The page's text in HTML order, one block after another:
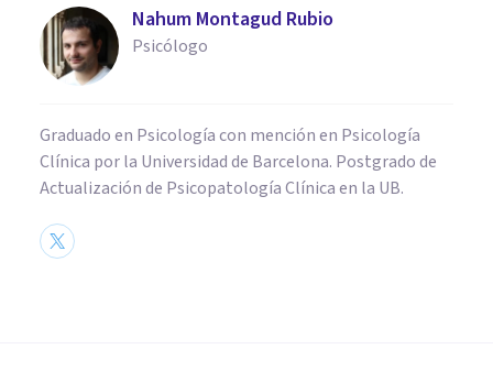
Nahum Montagud Rubio
Psicólogo
Graduado en Psicología con mención en Psicología
Clínica por la Universidad de Barcelona. Postgrado de
Actualización de Psicopatología Clínica en la UB.